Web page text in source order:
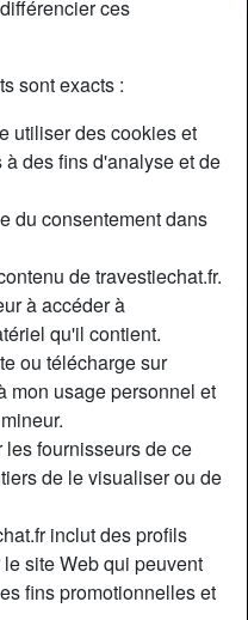
ces
sont exacts :
utiliser des cookies et
des fins d'analyse et de
du consentement dans
de travestiechat.fr.
à accéder à
qu'il contient.
ou télécharge sur
mon usage personnel et
fournisseurs de ce
de le visualiser ou de
inclut des profils
site Web qui peuvent
fins promotionnelles et
ClaireDerocles
41
France
Gironde
Transexuelle
Célibataire
Blonde
Bleu